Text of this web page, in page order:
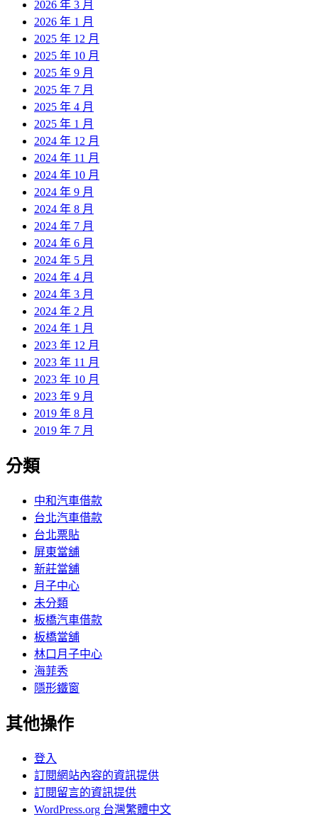
2026 年 3 月
2026 年 1 月
2025 年 12 月
2025 年 10 月
2025 年 9 月
2025 年 7 月
2025 年 4 月
2025 年 1 月
2024 年 12 月
2024 年 11 月
2024 年 10 月
2024 年 9 月
2024 年 8 月
2024 年 7 月
2024 年 6 月
2024 年 5 月
2024 年 4 月
2024 年 3 月
2024 年 2 月
2024 年 1 月
2023 年 12 月
2023 年 11 月
2023 年 10 月
2023 年 9 月
2019 年 8 月
2019 年 7 月
分類
中和汽車借款
台北汽車借款
台北票貼
屏東當舖
新莊當舖
月子中心
未分類
板橋汽車借款
板橋當舖
林口月子中心
海菲秀
隱形鐵窗
其他操作
登入
訂閱網站內容的資訊提供
訂閱留言的資訊提供
WordPress.org 台灣繁體中文